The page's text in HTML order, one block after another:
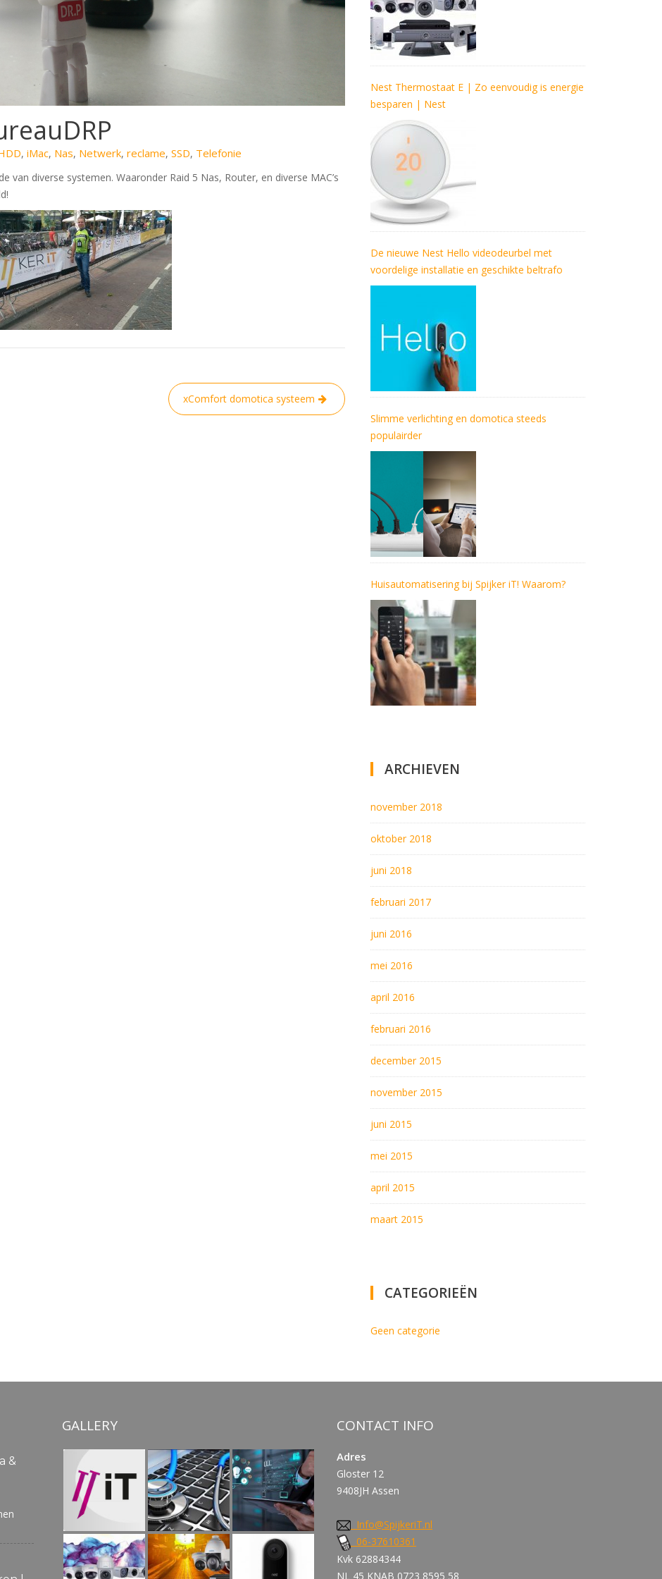
, iMac, Nas, Netwerk, reclame, SSD, Telefonie
van diverse systemen. Waaronder Raid 5 Nas, Router, en diverse MAC’s
xComfort domotica systeem
Nest Thermostaat E | Zo eenvoudig is energie
besparen | Nest
De nieuwe Nest Hello videodeurbel met
voordelige installatie en geschikte beltrafo
Slimme verlichting en domotica steeds
populairder
Huisautomatisering bij Spijker iT! Waarom?
ARCHIEVEN
november 2018
oktober 2018
juni 2018
februari 2017
juni 2016
mei 2016
april 2016
februari 2016
december 2015
november 2015
juni 2015
mei 2015
april 2015
maart 2015
CATEGORIEËN
Geen categorie
&
GALLERY CONTACT INFO
Adres
Gloster 12
9408JH Assen
Info@SpijkeriT.nl
06-37610361
Kvk 62884344
NL 45 KNAB 0723 8595 58